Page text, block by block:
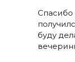
Спасибо
буду